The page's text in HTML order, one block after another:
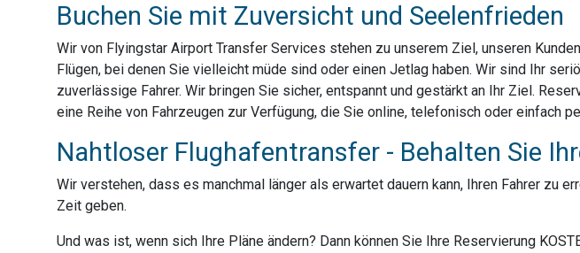
Buchen Sie mit Zuversicht und Seelenfrieden
Wir von Flyingstar Airport Transfer Services stehen zu unserem Ziel, unseren
Flügen, bei denen Sie vielleicht müde sind oder einen Jetlag haben. Wir sind Ihr
zuverlässige Fahrer. Wir bringen Sie sicher, entspannt und gestärkt an Ihr Ziel.
eine Reihe von Fahrzeugen zur Verfügung, die Sie online, telefonisch oder einfach
Nahtloser Flughafentransfer - Behalten Sie
Wir verstehen, dass es manchmal länger als erwartet dauern kann, Ihren Fahrer zu
Zeit geben.
Und was ist, wenn sich Ihre Pläne ändern? Dann können Sie Ihre Reservierung